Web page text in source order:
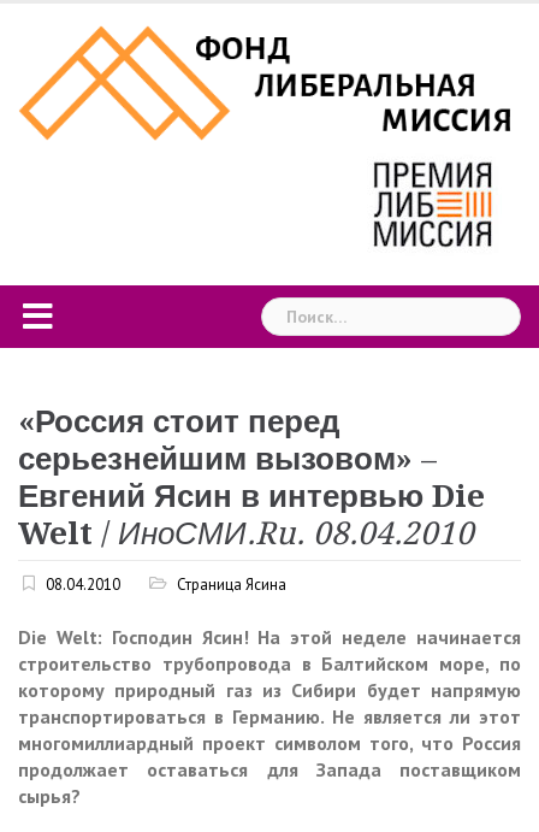
content
Найти:
«Россия стоит перед
серьезнейшим вызовом» –
Евгений Ясин в интервью Die
Welt / ИноСМИ.Ru. 08.04.2010
08.04.2010 Страница Ясина
Die Welt: Господин Ясин! На этой неделе начинается
строительство трубопровода в Балтийском море, по
которому природный газ из Сибири будет напрямую
транспортироваться в Германию. Не является ли этот
многомиллиардный проект символом того, что Россия
продолжает оставаться для Запада поставщиком
сырья?